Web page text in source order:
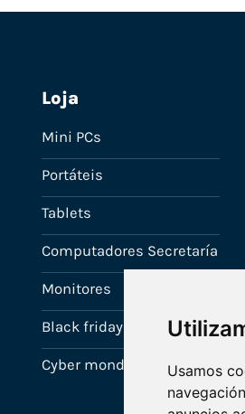
Usamos
Loja
Mini PCs
Portáteis
Tablets
Computadores Secretaría
Monitores
Black friday
Cyber monday